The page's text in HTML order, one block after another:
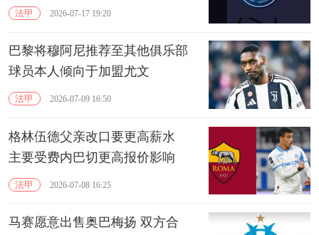
法甲 2026-07-17 19:20
巴黎将穆阿尼推荐至其他俱乐部
球员本人倾向于加盟尤文
法甲 2026-07-09 16:50
格林伍德父亲改口要更高薪水
主要受费内巴切更高报价影响
法甲 2026-07-08 16:25
马赛愿意出售奥巴梅扬 双方合